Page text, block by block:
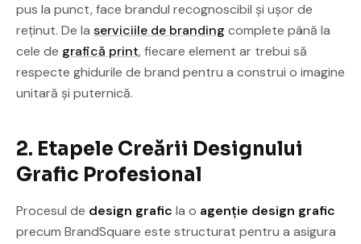
pus la punct, face brandul recognoscibil și ușor de
reținut. De la serviciile de branding complete până la
cele de grafică print, fiecare element ar trebui să
respecte ghidurile de brand pentru a construi o imagine
unitară și puternică.
2. Etapele Creării Designului
Grafic Profesional
Procesul de design grafic la o agenție design grafic
precum BrandSquare este structurat pentru a asigura